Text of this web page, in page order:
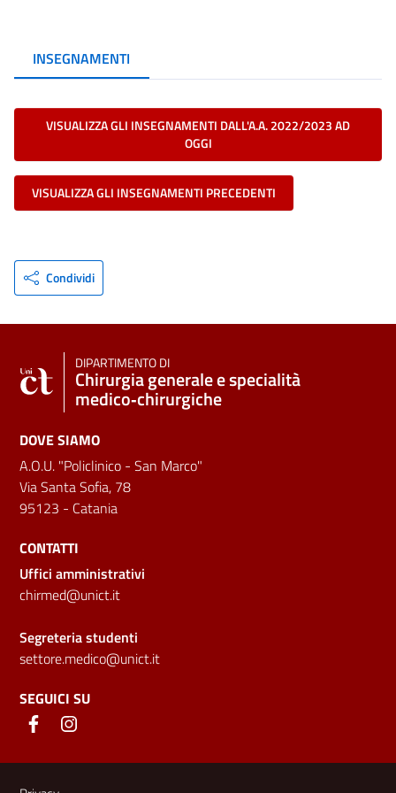
INSEGNAMENTI
VISUALIZZA GLI INSEGNAMENTI DALL'A.A. 2022/2023 AD
OGGI
VISUALIZZA GLI INSEGNAMENTI PRECEDENTI
Condividi
DIPARTIMENTO DI
Chirurgia generale e specialità
medico‑chirurgiche
DOVE SIAMO
A.O.U. "Policlinico - San Marco"
Via Santa Sofia, 78
95123 - Catania
CONTATTI
Uffici amministrativi
chirmed@unict.it
Segreteria studenti
settore.medico@unict.it
SEGUICI SU
Link e informazioni utili